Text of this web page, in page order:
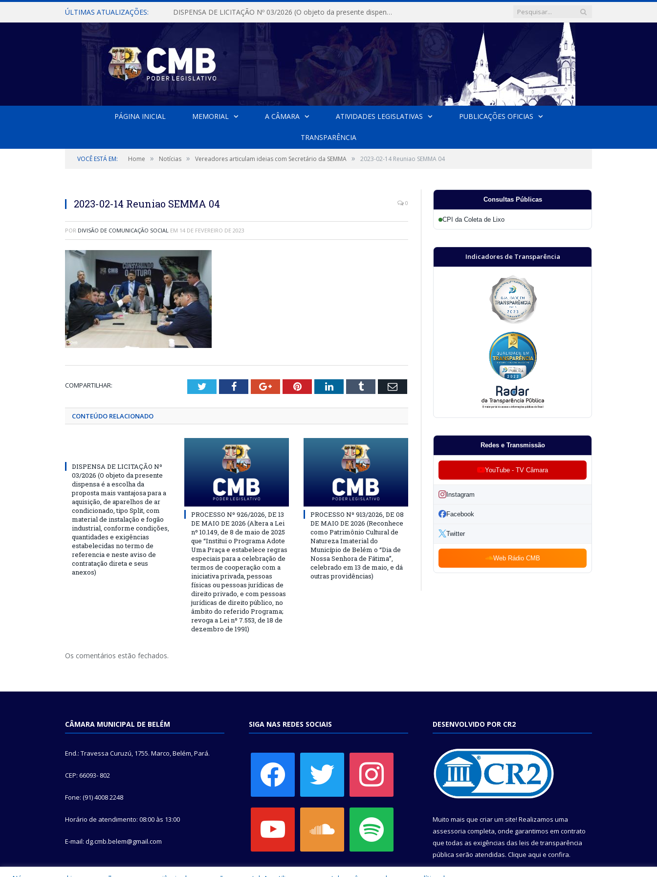
ÚLTIMAS ATUALIZAÇÕES: DISPENSA DE LICITAÇÃO Nº 03/2026 (O objeto da presente dispensa é a escolha da proposta mais vantajosa para a aquisição, de aparelhos de ar condicionado, tipo Split, com material de instalação e fogão industrial, conforme condições, quantidades e exigências estabelecidas no termo de referencia e neste aviso de contratação direta e seus anexos)
PÁGINA INICIAL MEMORIAL A CÂMARA ATIVIDADES LEGISLATIVAS PUBLICAÇÕES OFICIAS
TRANSPARÊNCIA
VOCÊ ESTÁ EM: Home » Notícias » Vereadores articulam ideias com Secretário da SEMMA » 2023-02-14 Reuniao SEMMA 04
2023-02-14 Reuniao SEMMA 04 0
POR DIVISÃO DE COMUNICAÇÃO SOCIAL EM 14 DE FEVEREIRO DE 2023
COMPARTILHAR: TwitterFacebookGoogle+PinterestLinkedInTumblr Email
CONTEÚDO RELACIONADO
DISPENSA DE LICITAÇÃO Nº
03/2026 (O objeto da presente
dispensa é a escolha da
proposta mais vantajosa para a
aquisição, de aparelhos de ar
condicionado, tipo Split, com
material de instalação e fogão
industrial, conforme condições,
quantidades e exigências
estabelecidas no termo de
referencia e neste aviso de
contratação direta e seus
anexos)
PROCESSO Nº 926/2026, DE 13
DE MAIO DE 2026 (Altera a Lei
nº 10.149, de 8 de maio de 2025
que “Institui o Programa Adote
Uma Praça e estabelece regras
especiais para a celebração de
termos de cooperação com a
iniciativa privada, pessoas
físicas ou pessoas jurídicas de
direito privado, e com pessoas
jurídicas de direito público, no
âmbito do referido Programa;
revoga a Lei nº 7.553, de 18 de
dezembro de 1991)
PROCESSO Nº 913/2026, DE 08
DE MAIO DE 2026 (Reconhece
como Patrimônio Cultural de
Natureza Imaterial do
Município de Belém o “Dia de
Nossa Senhora de Fátima”,
celebrado em 13 de maio, e dá
outras providências)
Os comentários estão fechados.
Consultas Públicas
CPI da Coleta de Lixo
Indicadores de Transparência
Redes e Transmissão
YouTube - TV Câmara
Instagram
Facebook
Twitter
Web Rádio CMB
CÂMARA MUNICIPAL DE BELÉM
End.: Travessa Curuzú, 1755. Marco, Belém, Pará.
CEP: 66093- 802
Fone: (91) 4008 2248
Horário de atendimento: 08:00 às 13:00
E-mail: dg.cmb.belem@gmail.com
SIGA NAS REDES SOCIAIS DESENVOLVIDO POR CR2
Muito mais que criar um site! Realizamos uma
assessoria completa, onde garantimos em contrato
que todas as exigências das leis de transparência
pública serão atendidas. Clique aqui e confira.